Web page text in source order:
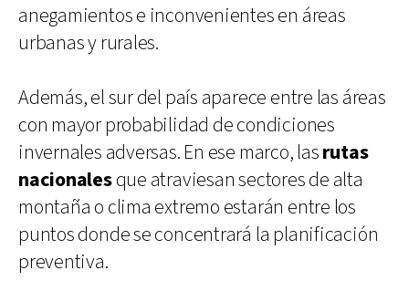
anegamientos e inconvenientes en áreas
urbanas y rurales.
Además, el sur del país aparece entre las áreas
con mayor probabilidad de condiciones
invernales adversas. En ese marco, lasrutas
nacionalesque atraviesan sectores de alta
montaña o clima extremo estarán entre los
puntos donde se concentrará la planificación
preventiva.